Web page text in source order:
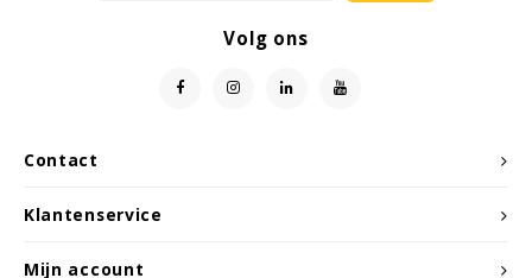
Contact
Volg ons
Klantenservice
Mijn account